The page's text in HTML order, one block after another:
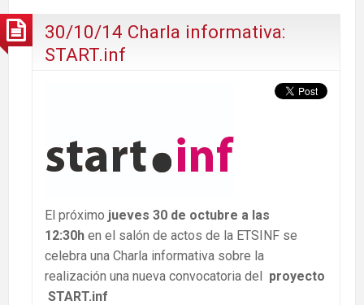
30/10/14 Charla informativa:
START.inf
El próximo jueves 30 de octubre a las
12:30h en el salón de actos de la ETSINF se
celebra una Charla informativa sobre la
realización una nueva convocatoria del proyecto
START.inf